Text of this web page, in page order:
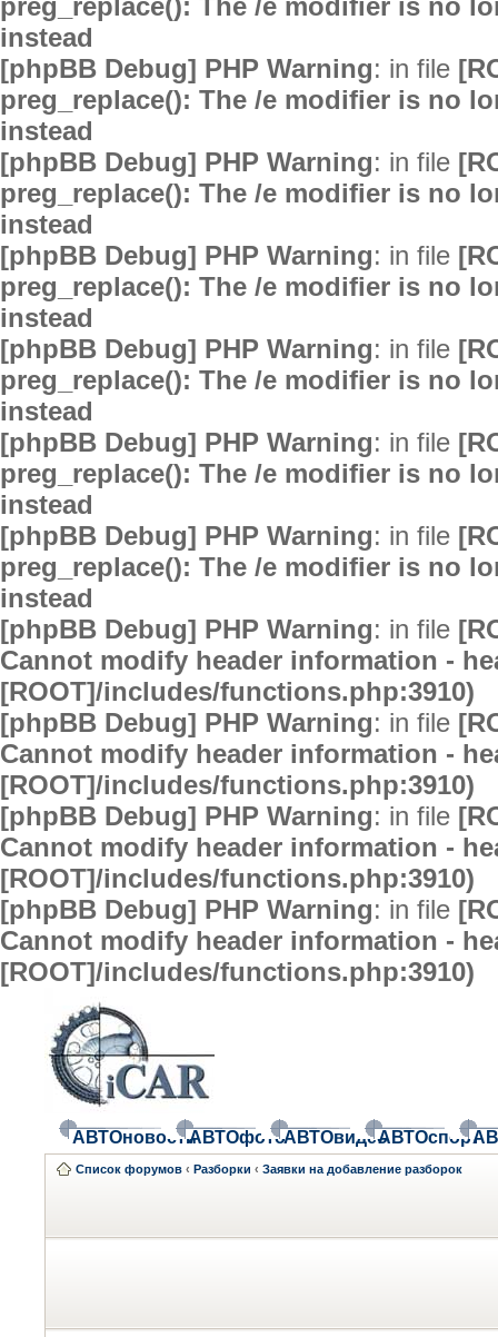
preg_replace(): The /e modifier is no
instead
[phpBB Debug] PHP Warning: in file
preg_replace(): The /e modifier is no
instead
[phpBB Debug] PHP Warning: in file
preg_replace(): The /e modifier is no
instead
[phpBB Debug] PHP Warning: in file
preg_replace(): The /e modifier is no
instead
[phpBB Debug] PHP Warning: in file
preg_replace(): The /e modifier is no
instead
[phpBB Debug] PHP Warning: in file
preg_replace(): The /e modifier is no
instead
[phpBB Debug] PHP Warning: in file
preg_replace(): The /e modifier is no
instead
[phpBB Debug] PHP Warning: in file
Cannot modify header information -
[ROOT]/includes/functions.php:3910)
[phpBB Debug] PHP Warning: in file
Cannot modify header information -
[ROOT]/includes/functions.php:3910)
[phpBB Debug] PHP Warning: in file
Cannot modify header information -
[ROOT]/includes/functions.php:3910)
[phpBB Debug] PHP Warning: in file
Cannot modify header information -
[ROOT]/includes/functions.php:3910)
АВТОновостиАВТОфотоАВТОвидеоАВТОспорт
Список форумов ‹ Разборки ‹ Заявки на добавление разборок